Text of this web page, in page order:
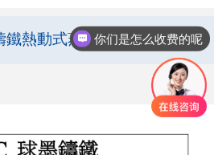
鐵熱動式蒸汽疏水閥你们是怎么收费的呢